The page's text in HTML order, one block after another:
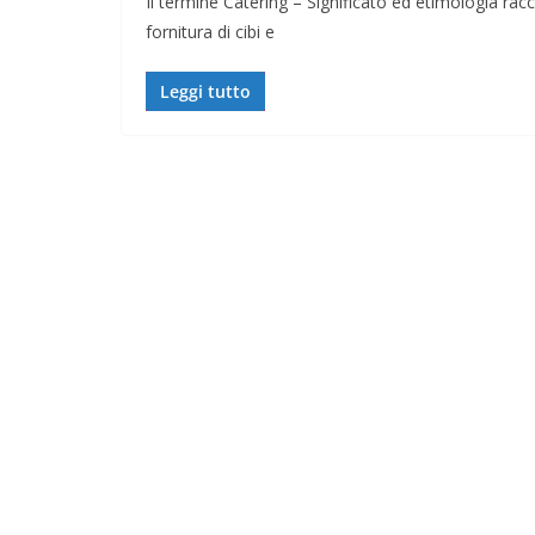
fornitura di cibi e
Leggi tutto